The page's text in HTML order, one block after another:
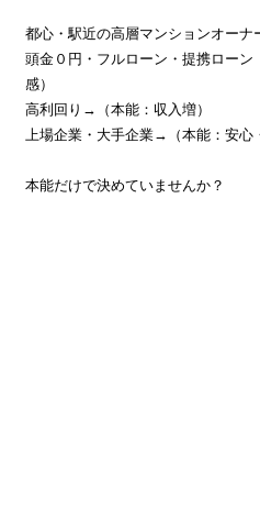
都心・駅近の高層マンションオー
頭金０円・フルローン・提携ロー
感）
高利回り→（本能：収入増）
上場企業・大手企業→（本能：安心
本能だけで決めていませんか？